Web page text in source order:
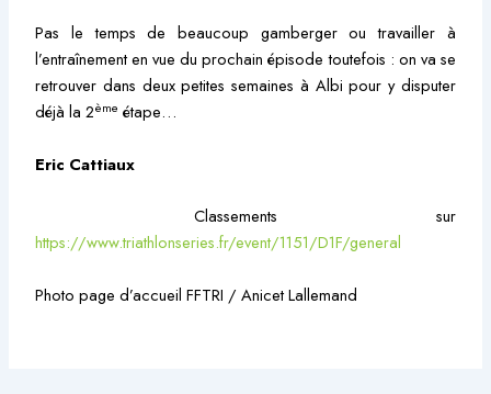
Pas le temps de beaucoup gamberger ou travailler à
l’entraînement en vue du prochain épisode toutefois : on va se
retrouver dans deux petites semaines à Albi pour y disputer
déjà la 2ème étape…
Eric Cattiaux
Classements sur
https://www.triathlonseries.fr/event/1151/D1F/general
Photo page d’accueil FFTRI / Anicet Lallemand